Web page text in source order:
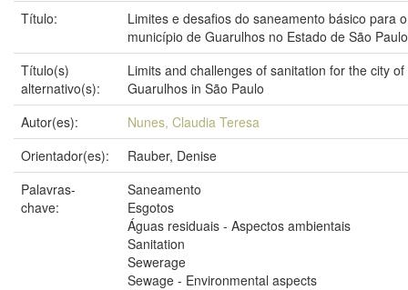
Título:
Limites e desafios do saneamento básico para o
município de Guarulhos no Estado de São Paulo
Título(s)
alternativo(s):
Limits and challenges of sanitation for the city of
Guarulhos in São Paulo
Autor(es):
Nunes, Claudia Teresa
Orientador(es):
Rauber, Denise
Palavras-
chave:
Saneamento
Esgotos
Águas residuais - Aspectos ambientais
Sanitation
Sewerage
Sewage - Environmental aspects